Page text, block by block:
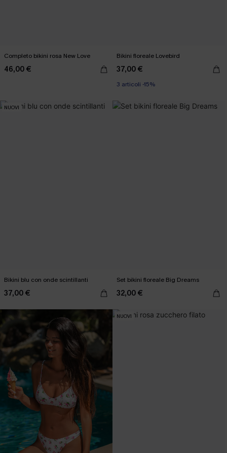
Completo bikini rosa New Love
46,00 €
Bikini floreale Lovebird
37,00 €
3 articoli -15%
NUOVI
Bikini blu con onde scintillanti
37,00 €
Set bikini floreale Big Dreams
32,00 €
NUOVI